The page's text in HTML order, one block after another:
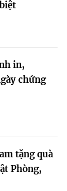
in,
chứng
tặng quà
Phòng,